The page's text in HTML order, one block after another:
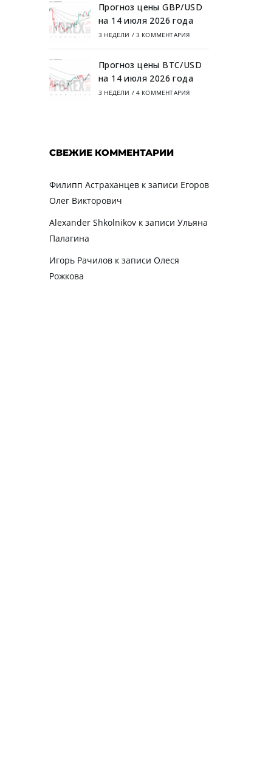
Прогноз цены GBP/USD
на 14 июля 2026 года
3 НЕДЕЛИ / 3 КОММЕНТАРИЯ
Прогноз цены BTC/USD
на 14 июля 2026 года
3 НЕДЕЛИ / 4 КОММЕНТАРИЯ
СВЕЖИЕ КОММЕНТАРИИ
Филипп Астраханцевк записи Егоров
Олег Викторович
Alexander Shkolnikovк записи Ульяна
Палагина
Игорь Рачиловк записи Олеся
Рожкова